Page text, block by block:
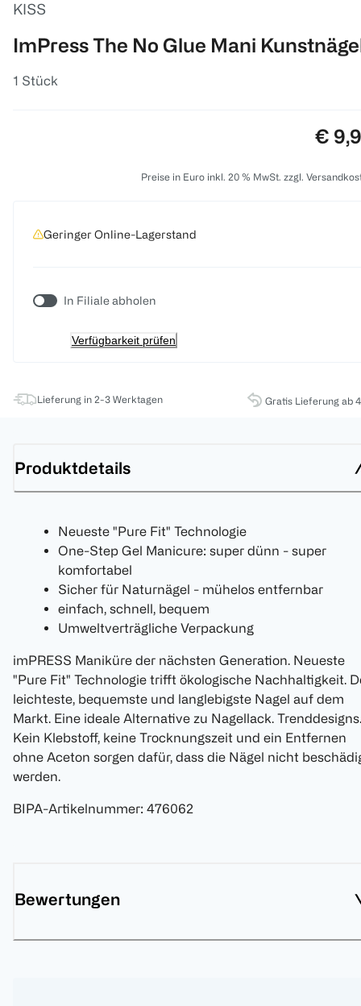
KISS
ImPress The No Glue Mani
1 Stück
€
Preise in Euro inkl. 20 % MwSt. zzgl.
Geringer Online-Lagerstand
In Filiale abholen
Verfügbarkeit prüfen
Lieferung in 2-3 Werktagen Gratis Lieferung ab
Produktdetails
Neueste "Pure Fit" Technologie
One-Step Gel Manicure: super dünn - super
komfortabel
Sicher für Naturnägel - mühelos entfernbar
einfach, schnell, bequem
Umweltverträgliche Verpackung
imPRESS Maniküre der nächsten Generation. Neueste
"Pure Fit" Technologie trifft ökologische Nachhaltigkeit.
leichteste, bequemste und langlebigste Nagel auf dem
Markt. Eine ideale Alternative zu Nagellack. Trenddesigns.
Kein Klebstoff, keine Trocknungszeit und ein Entfernen
ohne Aceton sorgen dafür, dass die Nägel nicht
werden.
BIPA-Artikelnummer: 476062
Bewertungen